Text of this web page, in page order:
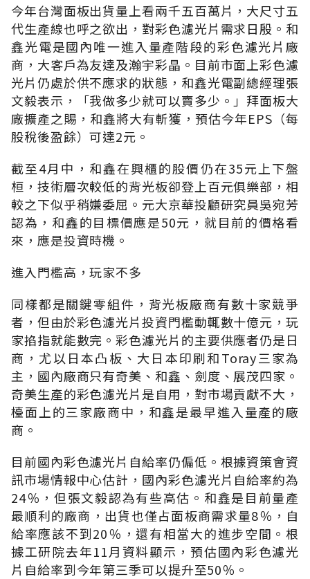
今年台灣面板出貨量上看兩千五百萬片，大尺寸五
代生產線也呼之欲出，對彩色濾光片需求日殷。和
鑫光電是國內唯一進入量產階段的彩色濾光片廠
商，大客戶為友達及瀚宇彩晶。目前市面上彩色濾
光片仍處於供不應求的狀態，和鑫光電副總經理張
文毅表示，「我做多少就可以賣多少。」拜面板大
廠擴產之賜，和鑫將大有斬獲，預估今年EPS（每
股稅後盈餘）可達2元。
截至4月中，和鑫在興櫃的股價仍在35元上下盤
桓，技術層次較低的背光板卻登上百元俱樂部，相
較之下似乎稍嫌委屈。元大京華投顧研究員吳宛芳
認為，和鑫的目標價應是50元，就目前的價格看
來，應是投資時機。
進入門檻高，玩家不多
同樣都是關鍵零組件，背光板廠商有數十家競爭
者，但由於彩色濾光片投資門檻動輒數十億元，玩
家掐指就能數完。彩色濾光片的主要供應者仍是日
商，尤以日本凸板、大日本印刷和Toray三家為
主，國內廠商只有奇美、和鑫、劍度、展茂四家。
奇美生產的彩色濾光片是自用，對市場貢獻不大，
檯面上的三家廠商中，和鑫是最早進入量產的廠
商。
目前國內彩色濾光片自給率仍偏低。根據資策會資
訊市場情報中心估計，國內彩色濾光片自給率約為
24％，但張文毅認為有些高估。和鑫是目前量產
最順利的廠商，出貨也僅占面板商需求量8％，自
給率應該不到20％，還有相當大的進步空間。根
據工研院去年11月資料顯示，預估國內彩色濾光
片自給率到今年第三季可以提升至50％。